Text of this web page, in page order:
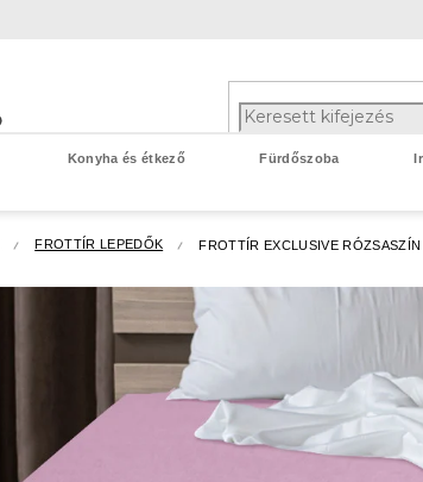
Konyha és étkező Fürdőszoba
FROTTÍR LEPEDŐK FROTTÍR EXCLUSIVE